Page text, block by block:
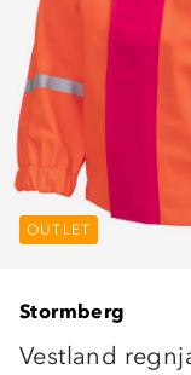
OUTLET
OUTLET
Stormberg
Vestland